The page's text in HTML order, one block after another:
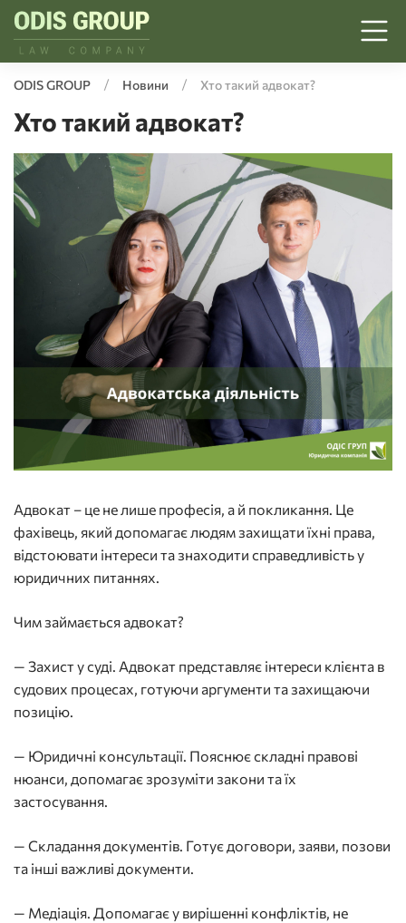
ODIS GROUP Новини Хто такий адвокат?
Хто такий адвокат?
Адвокат – це не лише професія, а й покликання. Це
фахівець, який допомагає людям захищати їхні права,
відстоювати інтереси та знаходити справедливість у
юридичних питаннях.
Чим займається адвокат?
— Захист у суді. Адвокат представляє інтереси клієнта в
судових процесах, готуючи аргументи та захищаючи
позицію.
— Юридичні консультації. Пояснює складні правові
нюанси, допомагає зрозуміти закони та їх
застосування.
— Складання документів. Готує договори, заяви, позови
та інші важливі документи.
— Медіація. Допомагає у вирішенні конфліктів, не